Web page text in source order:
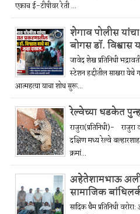
एकाच ई-टीपीवर रेती ...
शेगाव पोलीस
बोगस डॉ. विश्वास
जावेद शेख प्रतिनिधी
स्टेशन हद्दीतील साखरा
आत्महत्या याचा शोध सुरू...
रेल्वेच्या धडकेत
राजुरा(प्रतिनिधी)- राजुरा
दक्षिण मध्य रेल्वे
क्रमां...
अहेतेशामभाऊ
सामाजिक
सादिक थैम प्रतिनिधी